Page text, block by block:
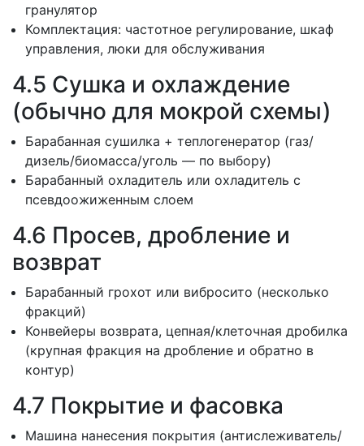
гранулятор
Комплектация: частотное регулирование, шкаф
управления, люки для обслуживания
4.5 Сушка и охлаждение
(обычно для мокрой схемы)
Барабанная сушилка + теплогенератор (газ/
дизель/биомасса/уголь — по выбору)
Барабанный охладитель или охладитель с
псевдоожиженным слоем
4.6 Просев, дробление и
возврат
Барабанный грохот или вибросито (несколько
фракций)
Конвейеры возврата, цепная/клеточная дробилка
(крупная фракция на дробление и обратно в
контур)
4.7 Покрытие и фасовка
Машина нанесения покрытия (антислеживатель/